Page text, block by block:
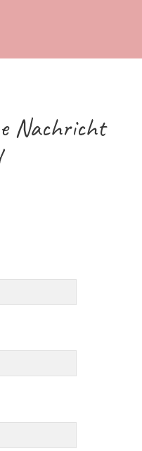
Nachricht